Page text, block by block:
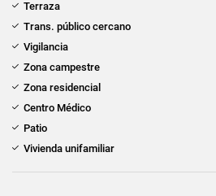
Terraza
Trans. público cercano
Vigilancia
Zona campestre
Zona residencial
Centro Médico
Patio
Vivienda unifamiliar